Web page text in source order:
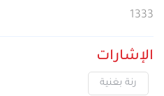
1333
الإشارات
رنة بغنية